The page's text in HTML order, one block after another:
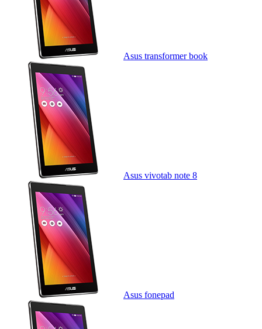
Asus transformer book
Asus vivotab note 8
Asus fonepad